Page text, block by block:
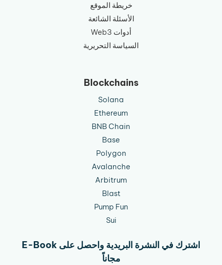
خريطة الموقع
الأسئلة الشائعة
أدوات Web3
السياسة التحريرية
Blockchains
Solana
Ethereum
BNB Chain
Base
Polygon
Avalanche
Arbitrum
Blast
Pump Fun
Sui
اشترك في النشرة البريدية واحصل على E-Book
مجاناً